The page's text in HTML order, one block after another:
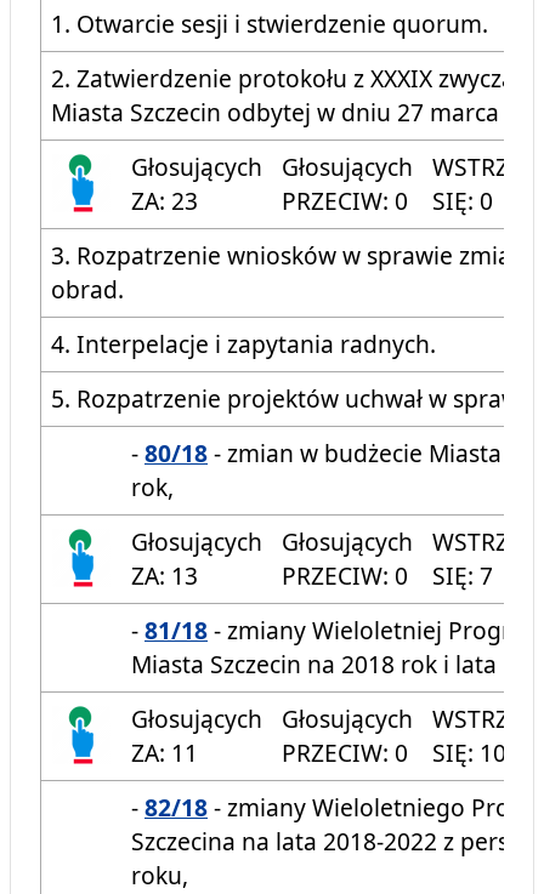
1. Otwarcie sesji i stwierdzenie quorum.
2. Zatwierdzenie protokołu z XXXIX
Miasta Szczecin odbytej w dniu 27 marca
Głosujących
ZA: 23
Głosujących
PRZECIW: 0
SIĘ: 0
3. Rozpatrzenie wniosków w sprawie zmian
obrad.
4. Interpelacje i zapytania radnych.
5. Rozpatrzenie projektów uchwał w
-80/18- zmian w budżecie Miasta
rok,
Głosujących
ZA: 13
Głosujących
PRZECIW: 0
SIĘ: 7
-81/18- zmiany Wieloletniej
Miasta Szczecin na 2018 rok i lata
Głosujących
ZA: 11
Głosujących
PRZECIW: 0
SIĘ: 10
-82/18- zmiany Wieloletniego
Szczecina na lata 2018-2022 z
roku,